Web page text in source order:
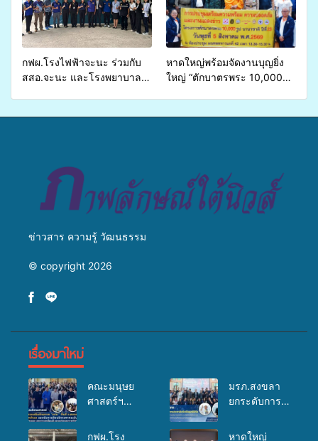
บริการสาธารณสุข ลดความ
เหลื่อมล้ำ ยกระดับคุณภาพ
ชีวิตประชาชนอย่างยั่งยืน
มหาวิทยาลัย
กฟผ.โรงไฟฟ้าจะนะ ร่วมกับ
สสอ.จะนะ และโรงพยาบาล
หาดใหญ่พร้อมจัดงานบุญยิ่ง
ใหญ่ “ตักบาตรพระ 10,000
ข่าวสาร ความรู้ วัฒนธรรม
© copyright 2026
เรื่องมาใหม่
คณะมนุษย
ศาสตร์ฯ
จัดอบรมเสริม
มรภ.สงขลา
ยกระดับการ
ในยุคดิจิทัล
กฟผ.โรง หาดใหญ่